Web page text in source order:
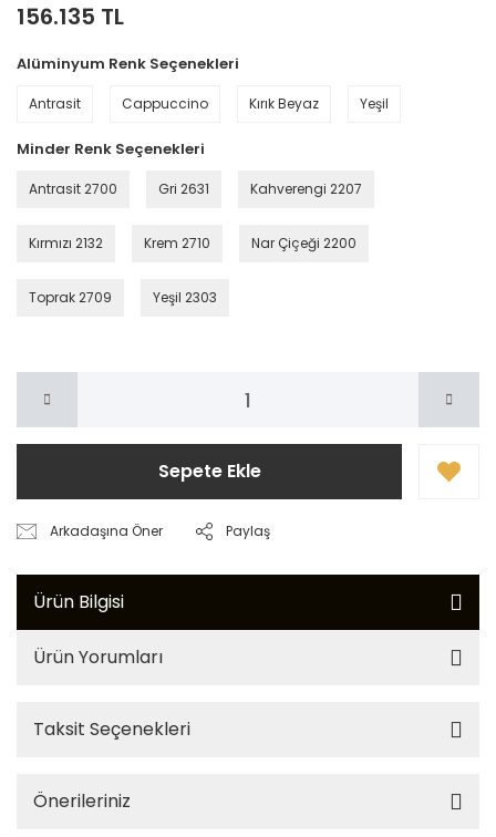
156.135 TL
Alüminyum Renk Seçenekleri
Antrasit Cappuccino Kırık Beyaz Yeşil
Minder Renk Seçenekleri
Antrasit 2700 Gri 2631 Kahverengi 2207
Kırmızı 2132 Krem 2710 Nar Çiçeği 2200
Toprak 2709 Yeşil 2303
Sepete Ekle
Arkadaşına Öner Paylaş
Ürün Bilgisi
Ürün Yorumları
Taksit Seçenekleri
Önerileriniz